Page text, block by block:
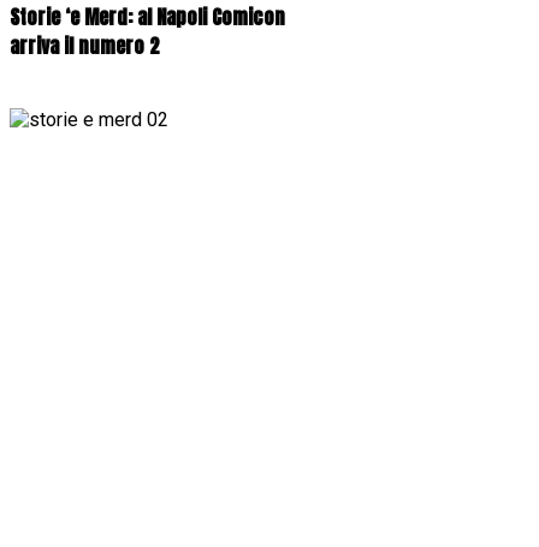
Storie ‘e Merd: al Napoli Comicon
arriva il numero 2